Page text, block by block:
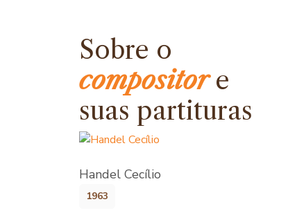
Sobre o
compositore
suas partituras
Handel Cecílio
1963